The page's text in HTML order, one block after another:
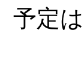
予定